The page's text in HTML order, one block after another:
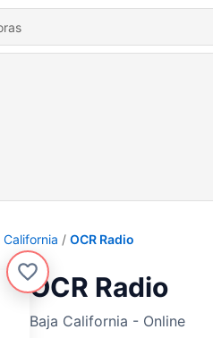
California OCR Radio
OCR Radio
Baja California - Online